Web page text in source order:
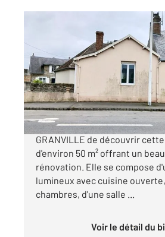
GRANVILLE 50
, 4 pièces
Ref : 44724
Maison à vendre
189 000 €
CENTURY 21 Royer Immo
GRANVILLE de découvrir
d'environ 50 m² offrant un
rénovation. Elle se compose
lumineux avec cuisine
chambres, d'une salle ...
Voir le détail du